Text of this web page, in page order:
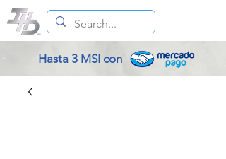
Hasta 3 MSI con